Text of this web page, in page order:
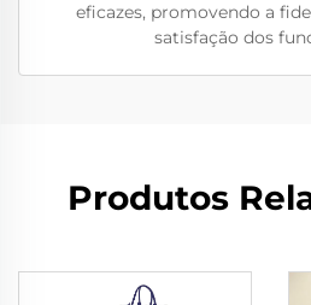
eficazes, promovendo a
satisfação dos
Produtos